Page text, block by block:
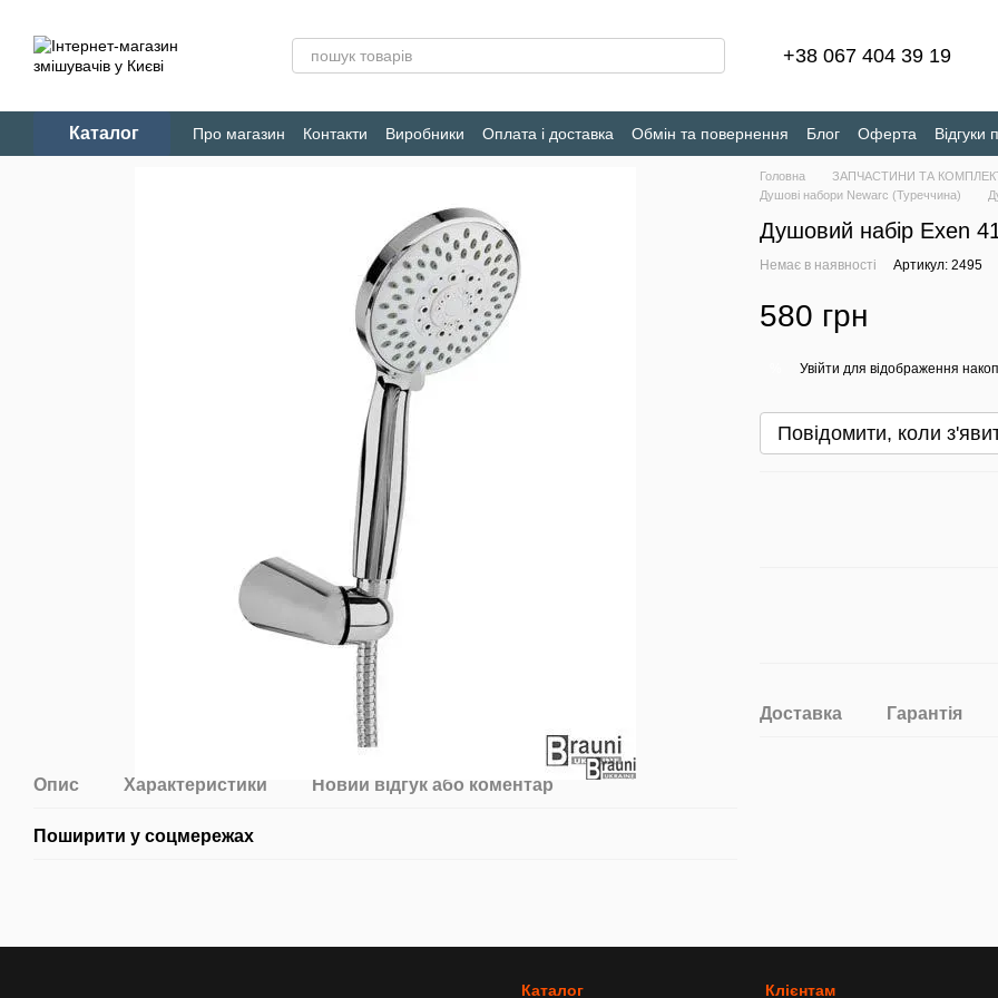
+38 067 404 39 19
Каталог Про магазин Контакти Виробники Оплата і доставка Обмін та повернення Блог Оферта
Відгуки
Конфіденційність
Опис Характеристики Новий відгук або коментар
Поширити у соцмережах
Головна ЗАПЧАСТИНИ ТА
Душові набори Newarc (Туреччина)
Душовий набір Exen
Немає в наявності Артикул: 2495
580 грн
Увійти для відображення
Повідомити, коли
Доставка Гарантія
Каталог Клієнтам